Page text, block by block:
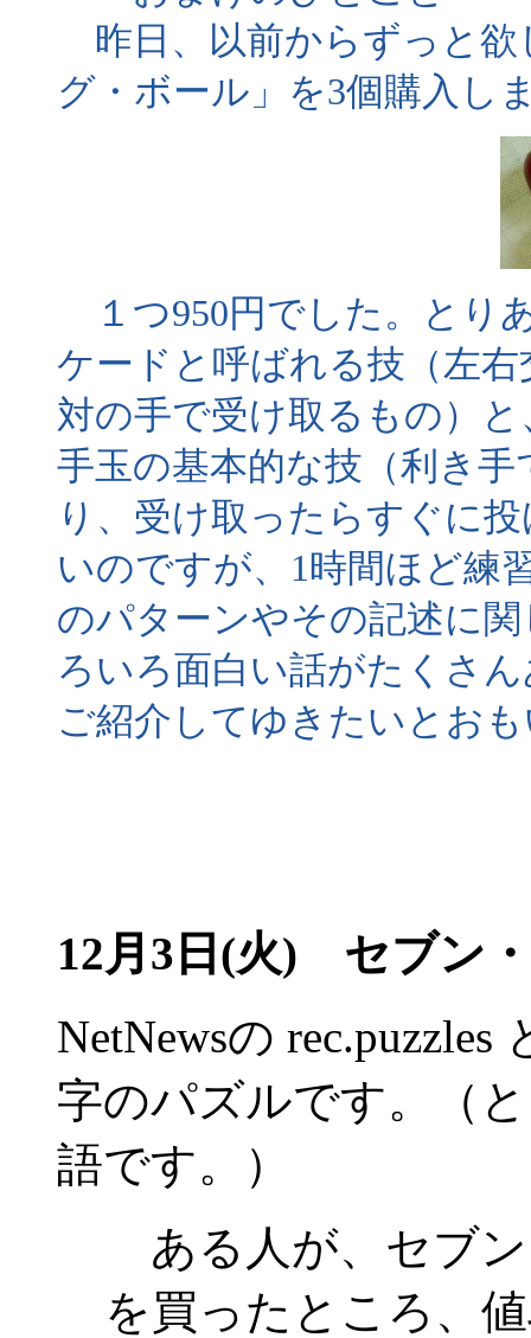
昨日、以前からずっと欲
グ・ボール」を3個購入し
１つ950円でした。とり
ケードと呼ばれる技（左
対の手で受け取るもの）
手玉の基本的な技（利き
り、受け取ったらすぐに
いのですが、1時間ほど練
のパターンやその記述に
ろいろ面白い話がたくさ
ご紹介してゆきたいとお
12月3日(火) セブン
NetNewsの
字のパズルです。（
語です。）
ある人が、セブ
を買ったところ、